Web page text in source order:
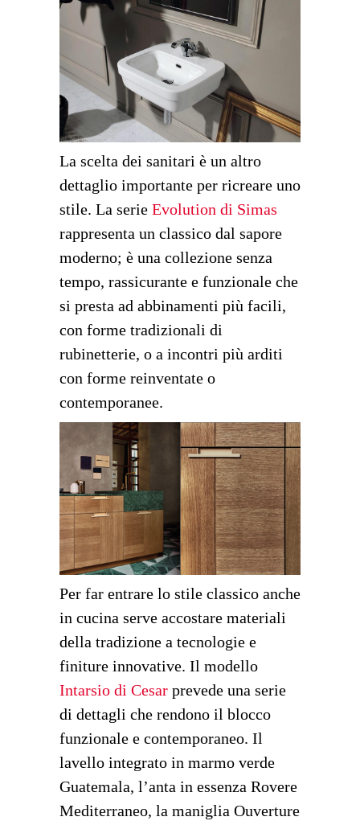
La scelta dei sanitari è un altro
dettaglio importante per ricreare uno
stile. La serie Evolution di Simas
rappresenta un classico dal sapore
moderno; è una collezione senza
tempo, rassicurante e funzionale che
si presta ad abbinamenti più facili,
con forme tradizionali di
rubinetterie, o a incontri più arditi
con forme reinventate o
contemporanee.
Per far entrare lo stile classico anche
in cucina serve accostare materiali
della tradizione a tecnologie e
finiture innovative. Il modello
Intarsio di Cesar prevede una serie
di dettagli che rendono il blocco
funzionale e contemporaneo. Il
lavello integrato in marmo verde
Guatemala, l’anta in essenza Rovere
Mediterraneo, la maniglia Ouverture